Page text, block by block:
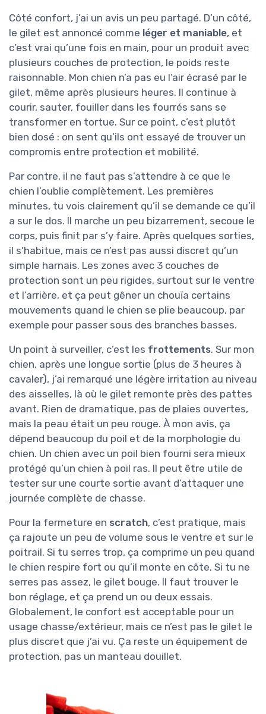
Côté confort, j’ai un avis un peu partagé. D’un côté,
le gilet est annoncé comme léger et maniable, et
c’est vrai qu’une fois en main, pour un produit avec
plusieurs couches de protection, le poids reste
raisonnable. Mon chien n’a pas eu l’air écrasé par le
gilet, même après plusieurs heures. Il continue à
courir, sauter, fouiller dans les fourrés sans se
transformer en tortue. Sur ce point, c’est plutôt
bien dosé : on sent qu’ils ont essayé de trouver un
compromis entre protection et mobilité.
Par contre, il ne faut pas s’attendre à ce que le
chien l’oublie complètement. Les premières
minutes, tu vois clairement qu’il se demande ce qu’il
a sur le dos. Il marche un peu bizarrement, secoue le
corps, puis finit par s’y faire. Après quelques sorties,
il s’habitue, mais ce n’est pas aussi discret qu’un
simple harnais. Les zones avec 3 couches de
protection sont un peu rigides, surtout sur le ventre
et l’arrière, et ça peut gêner un chouïa certains
mouvements quand le chien se plie beaucoup, par
exemple pour passer sous des branches basses.
Un point à surveiller, c’est les frottements. Sur mon
chien, après une longue sortie (plus de 3 heures à
cavaler), j’ai remarqué une légère irritation au niveau
des aisselles, là où le gilet remonte près des pattes
avant. Rien de dramatique, pas de plaies ouvertes,
mais la peau était un peu rouge. À mon avis, ça
dépend beaucoup du poil et de la morphologie du
chien. Un chien avec un poil bien fourni sera mieux
protégé qu’un chien à poil ras. Il peut être utile de
tester sur une courte sortie avant d’attaquer une
journée complète de chasse.
Pour la fermeture en scratch, c’est pratique, mais
ça rajoute un peu de volume sous le ventre et sur le
poitrail. Si tu serres trop, ça comprime un peu quand
le chien respire fort ou qu’il monte en côte. Si tu ne
serres pas assez, le gilet bouge. Il faut trouver le
bon réglage, et ça prend un ou deux essais.
Globalement, le confort est acceptable pour un
usage chasse/extérieur, mais ce n’est pas le gilet le
plus discret que j’ai vu. Ça reste un équipement de
protection, pas un manteau douillet.